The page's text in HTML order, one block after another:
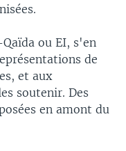
ou EI, s'en
de
et aux
soutenir. Des
en amont du